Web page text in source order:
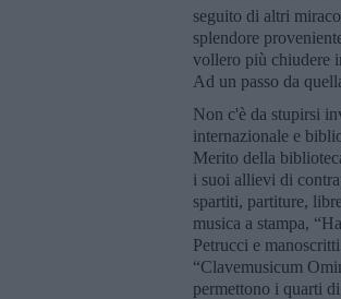
seguito di altri
splendore
vollero più chiudere
Ad un passo da
Non c'è da stupirsi
internazionale e
Merito della
i suoi allievi di
spartiti, partiture,
musica a stampa,
Petrucci e
“Clavemusicum
permettono i quarti